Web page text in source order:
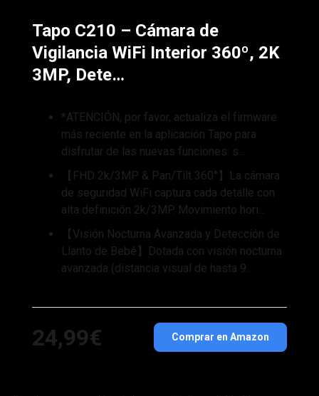
Tapo C210 – Cámara de
Vigilancia WiFi Interior 360º, 2K
3MP, Dete…
*ATENCIÓN, por favor, actualiza el firmware
más reciente en la aplicación Tapo para
disfrutar de las nuevas funciones: s…
【FHD 2k/3MP & Pan/Tilt 360°】La cámara
de seguridad WiFi captura cada detalle con
alta definición 2k/3MP. Movimiento hori…
【Visión Nocturna Avanzada y Detección de
Llanto de Bebé】Dotada con visión nocturna
avanzada (distancia visual de hasta 9…
24,99€ Comprar en Amazon